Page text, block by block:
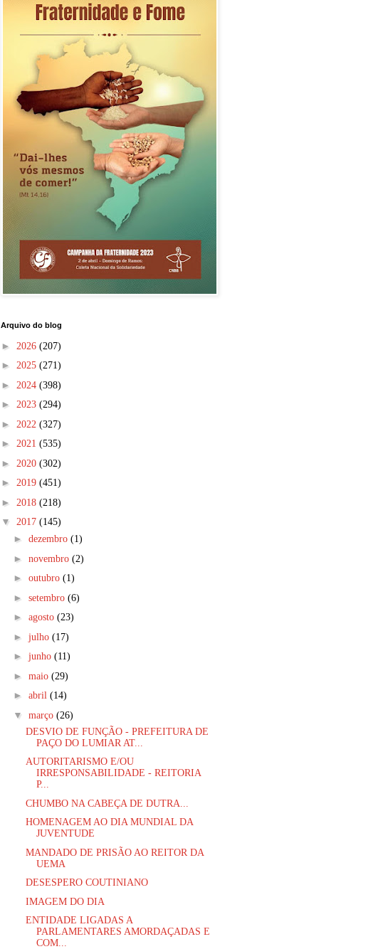
Arquivo do blog
► 2026 (207)
► 2025 (271)
► 2024 (398)
► 2023 (294)
► 2022 (327)
► 2021 (535)
► 2020 (302)
► 2019 (451)
► 2018 (218)
▼ 2017 (145)
► dezembro (1)
► novembro (2)
► outubro (1)
► setembro (6)
► agosto (23)
► julho (17)
► junho (11)
► maio (29)
► abril (14)
▼ março (26)
DESVIO DE FUNÇÃO - PREFEITURA DE
PAÇO DO LUMIAR AT...
AUTORITARISMO E/OU
IRRESPONSABILIDADE - REITORIA
P...
CHUMBO NA CABEÇA DE DUTRA...
HOMENAGEM AO DIA MUNDIAL DA
JUVENTUDE
MANDADO DE PRISÃO AO REITOR DA
UEMA
DESESPERO COUTINIANO
IMAGEM DO DIA
ENTIDADE LIGADAS A
PARLAMENTARES AMORDAÇADAS E
COM...